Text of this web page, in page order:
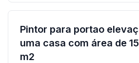
Pintor para portao
uma casa com área de
m2